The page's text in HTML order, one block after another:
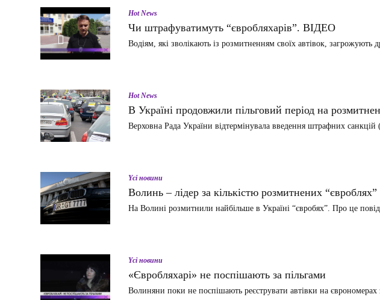
Hot News
Чи штрафуватимуть “євробляхарів”. ВІДЕО
Водіям, які зволікають із розмитненням своїх автівок, загрожують
Hot News
В Україні продовжили пільговий період на
Верховна Рада України відтермінувала введення штрафних
Yсі новини
Волинь – лідер за кількістю розмитнених “євроблях”
На Волині розмитнили найбільше в Україні “євробях”. Про це
Yсі новини
«Євробляхарі» не поспішають за пільгами
Волиняни поки не поспішають реєструвати автівки на